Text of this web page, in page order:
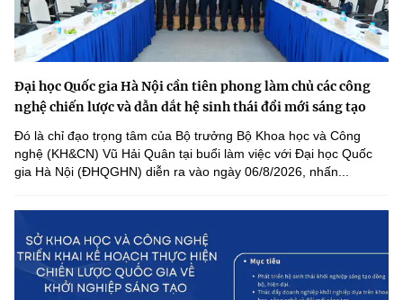
Đại học Quốc gia Hà Nội cần tiên phong làm chủ các công
nghệ chiến lược và dẫn dắt hệ sinh thái đổi mới sáng tạo
Đó là chỉ đạo trọng tâm của Bộ trưởng Bộ Khoa học và Công
nghệ (KH&CN) Vũ Hải Quân tại buổi làm việc với Đại học Quốc
gia Hà Nội (ĐHQGHN) diễn ra vào ngày 06/8/2026, nhấn...